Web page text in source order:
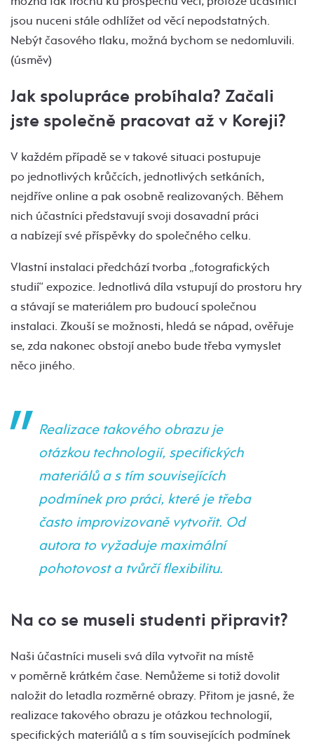
jsou nuceni stále odhlížet od věcí nepodstatných.
Nebýt časového tlaku, možná bychom se nedomluvili.
(úsměv)
Jak spolupráce probíhala? Začali
jste společně pracovat až v Koreji?
V každém případě se v takové situaci postupuje
po jednotlivých krůčcích, jednotlivých setkáních,
nejdříve online a pak osobně realizovaných. Během
nich účastníci představují svoji dosavadní práci
a nabízejí své příspěvky do společného celku.
Vlastní instalaci předchází tvorba „fotografických
studií“ expozice. Jednotlivá díla vstupují do prostoru hry
a stávají se materiálem pro budoucí společnou
instalaci. Zkouší se možnosti, hledá se nápad, ověřuje
se, zda nakonec obstojí anebo bude třeba vymyslet
něco jiného.
Realizace takového obrazu je
otázkou technologií, specifických
materiálů a s tím souvisejících
podmínek pro práci, které je třeba
často improvizovaně vytvořit. Od
autora to vyžaduje maximální
pohotovost a tvůrčí flexibilitu.
Na co se museli studenti připravit?
Naši účastníci museli svá díla vytvořit na místě
v poměrně krátkém čase. Nemůžeme si totiž dovolit
naložit do letadla rozměrné obrazy. Přitom je jasné, že
realizace takového obrazu je otázkou technologií,
specifických materiálů a s tím souvisejících podmínek